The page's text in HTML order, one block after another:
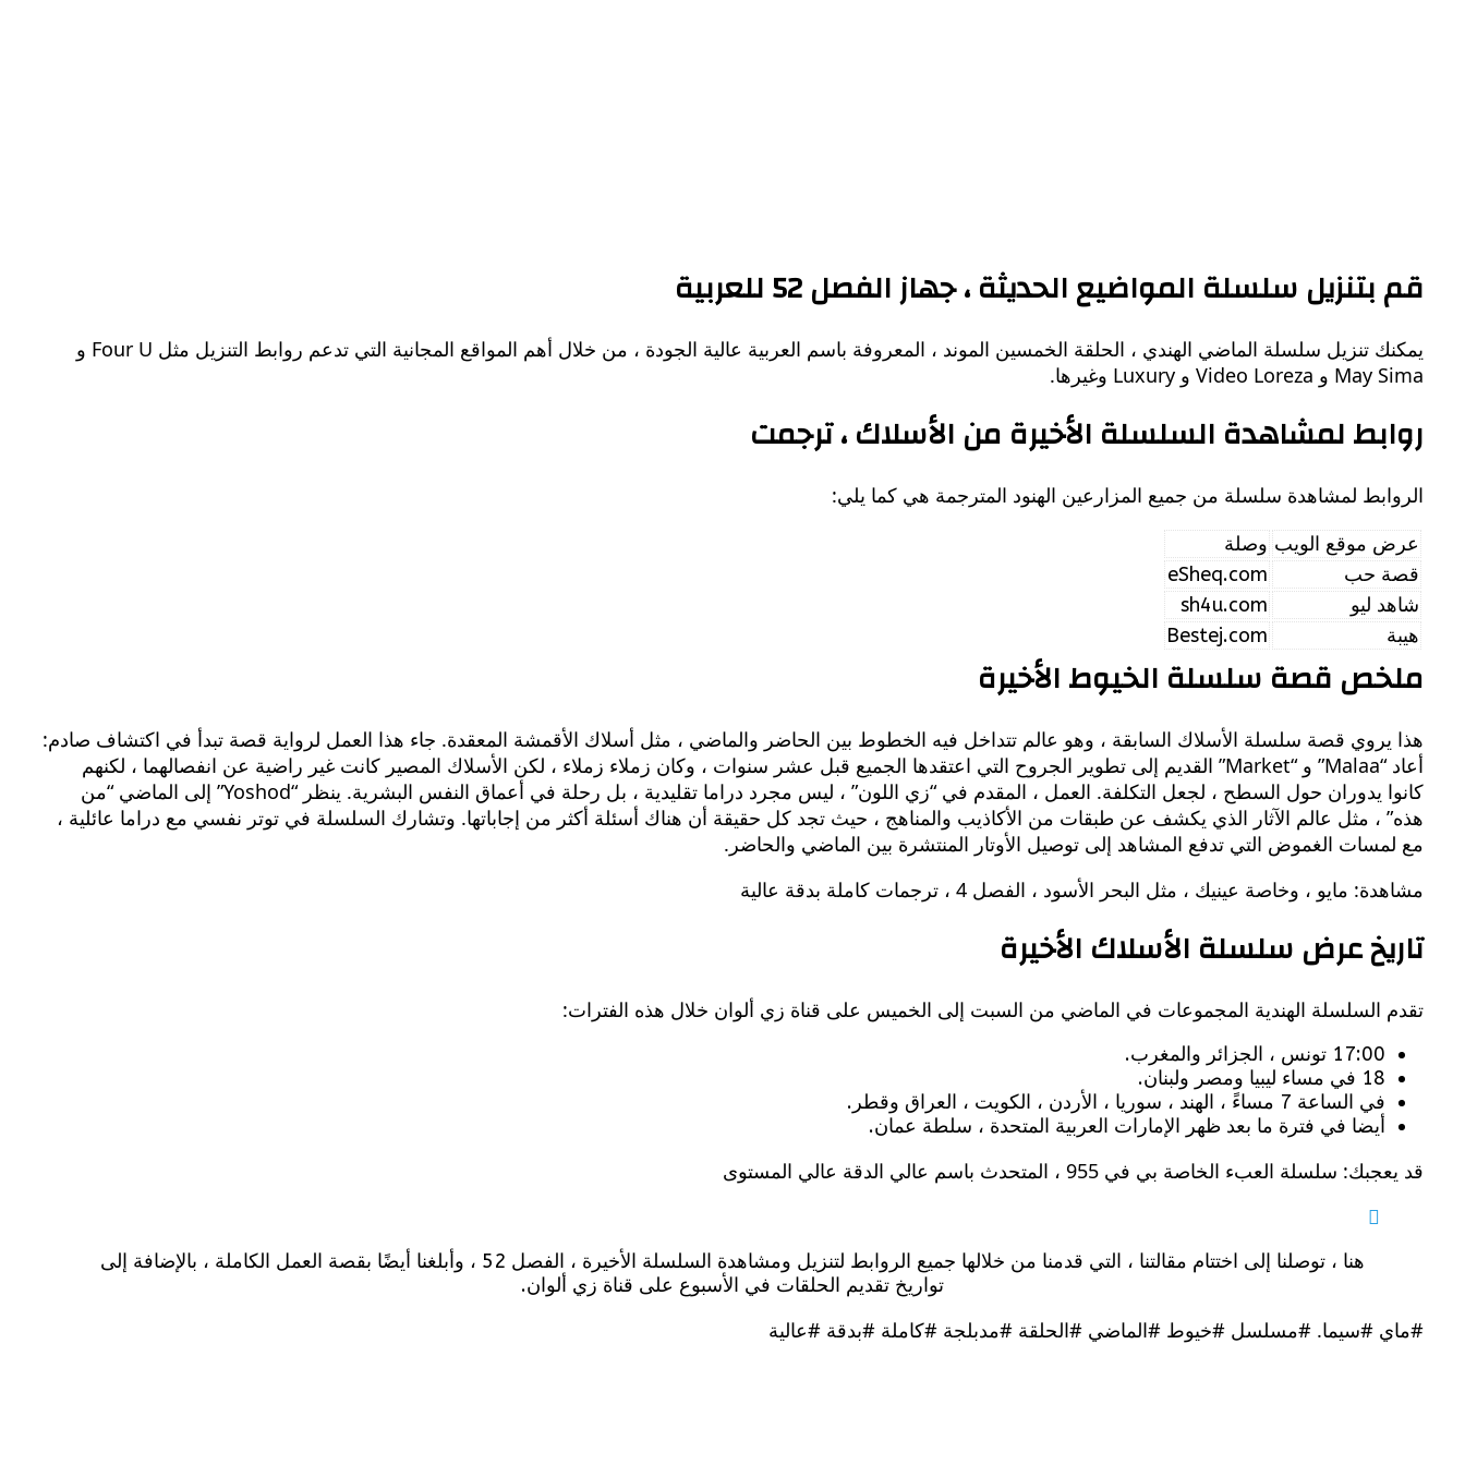
قم بتنزيل سلسلة المواضيع الحديثة ، جهاز الفصل 52 للعربية
يمكنك تنزيل سلسلة الماضي الهندي ، الحلقة الخمسين الموند ، المعروفة باسم العربية عالية الجودة ، من خلال أهم المواقع المجانية التي تدعم روابط التنزيل مثل Four U و
May Sima و Video Loreza و Luxury وغيرها.
روابط لمشاهدة السلسلة الأخيرة من الأسلاك ، ترجمت
الروابط لمشاهدة سلسلة من جميع المزارعين الهنود المترجمة هي كما يلي:
عرض موقع الويب وصلة
قصة حب
eSheq.com
شاهد ليو
sh4u.com
هيبة
Bestej.com
ملخص قصة سلسلة الخيوط الأخيرة
هذا يروي قصة سلسلة الأسلاك السابقة ، وهو عالم تتداخل فيه الخطوط بين الحاضر والماضي ، مثل أسلاك الأقمشة المعقدة. جاء هذا العمل لرواية قصة تبدأ في اكتشاف صادم:
أعاد “Malaa” و “Market” القديم إلى تطوير الجروح التي اعتقدها الجميع قبل عشر سنوات ، وكان زملاء زملاء ، لكن الأسلاك المصير كانت غير راضية عن انفصالهما ، لكنهم
كانوا يدوران حول السطح ، لجعل التكلفة. العمل ، المقدم في “زي اللون” ، ليس مجرد دراما تقليدية ، بل رحلة في أعماق النفس البشرية. ينظر “Yoshod” إلى الماضي “من
هذه” ، مثل عالم الآثار الذي يكشف عن طبقات من الأكاذيب والمناهج ، حيث تجد كل حقيقة أن هناك أسئلة أكثر من إجاباتها. وتشارك السلسلة في توتر نفسي مع دراما عائلية ،
مع لمسات الغموض التي تدفع المشاهد إلى توصيل الأوتار المنتشرة بين الماضي والحاضر.
مشاهدة: مايو ، وخاصة عينيك ، مثل البحر الأسود ، الفصل 4 ، ترجمات كاملة بدقة عالية
تاريخ عرض سلسلة الأسلاك الأخيرة
تقدم السلسلة الهندية المجموعات في الماضي من السبت إلى الخميس على قناة زي ألوان خلال هذه الفترات:
17:00 تونس ، الجزائر والمغرب.
18 في مساء ليبيا ومصر ولبنان.
في الساعة 7 مساءً ، الهند ، سوريا ، الأردن ، الكويت ، العراق وقطر.
أيضا في فترة ما بعد ظهر الإمارات العربية المتحدة ، سلطة عمان.
قد يعجبك: سلسلة العبء الخاصة بي في 955 ، المتحدث باسم عالي الدقة عالي المستوى
هنا ، توصلنا إلى اختتام مقالتنا ، التي قدمنا ​​من خلالها جميع الروابط لتنزيل ومشاهدة السلسلة الأخيرة ، الفصل 52 ، وأبلغنا أيضًا بقصة العمل الكاملة ، بالإضافة إلى
تواريخ تقديم الحلقات في الأسبوع على قناة زي ألوان.
#ماي #سيما. #مسلسل #خيوط #الماضي #الحلقة #مدبلجة #كاملة #بدقة #عالية